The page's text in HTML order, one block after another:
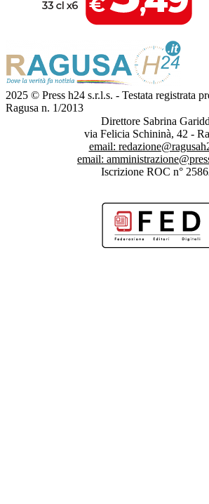
2025 © Press h24 s.r.l.s. - Testata registrata
Ragusa n. 1/2013
Direttore Sabrina
via Felicia Schininà, 42 -
email:
email:
Iscrizione ROC n°